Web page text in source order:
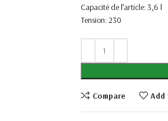
Capacité de l’article: 3,6 l
Tension: 230
Compare